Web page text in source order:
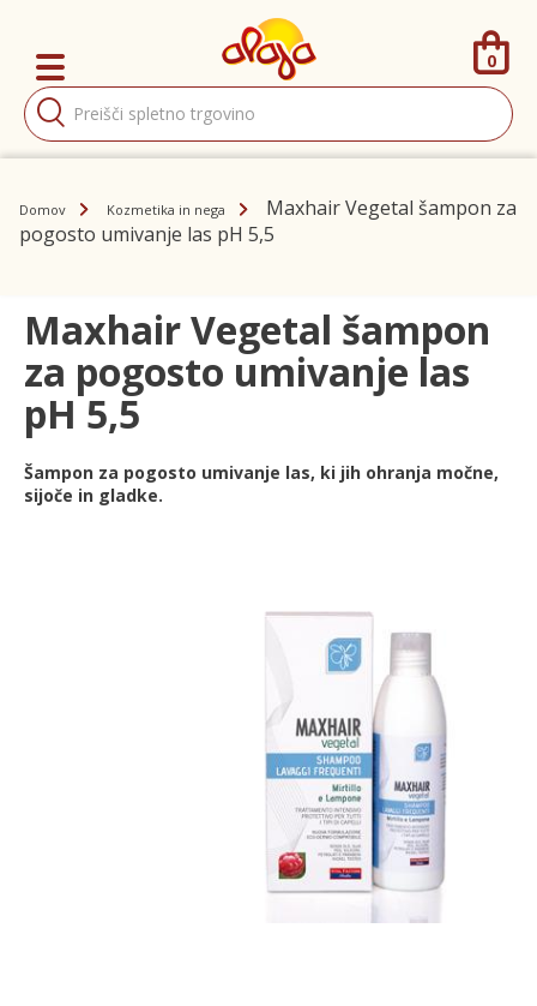
Products
search
0
Domov Kozmetika in nega
Maxhair Vegetal šampon za
pogosto umivanje las pH 5,5
Maxhair Vegetal šampon
za pogosto umivanje las
pH 5,5
Šampon za pogosto umivanje las, ki jih ohranja močne,
sijoče in gladke.